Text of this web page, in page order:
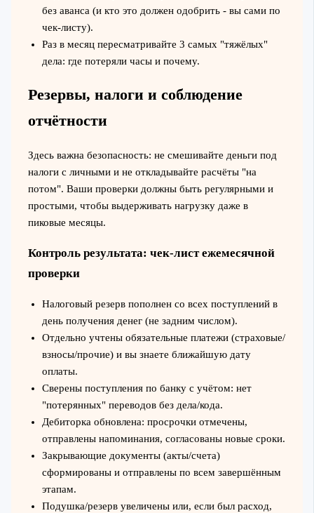
без аванса (и кто это должен одобрить - вы сами по
чек-листу).
Раз в месяц пересматривайте 3 самых "тяжёлых"
дела: где потеряли часы и почему.
Резервы, налоги и соблюдение
отчётности
Здесь важна безопасность: не смешивайте деньги под
налоги с личными и не откладывайте расчёты "на
потом". Ваши проверки должны быть регулярными и
простыми, чтобы выдерживать нагрузку даже в
пиковые месяцы.
Контроль результата: чек‑лист ежемесячной
проверки
Налоговый резерв пополнен со всех поступлений в
день получения денег (не задним числом).
Отдельно учтены обязательные платежи (страховые/
взносы/прочие) и вы знаете ближайшую дату
оплаты.
Сверены поступления по банку с учётом: нет
"потерянных" переводов без дела/кода.
Дебиторка обновлена: просрочки отмечены,
отправлены напоминания, согласованы новые сроки.
Закрывающие документы (акты/счета)
сформированы и отправлены по всем завершённым
этапам.
Подушка/резерв увеличены или, если был расход,